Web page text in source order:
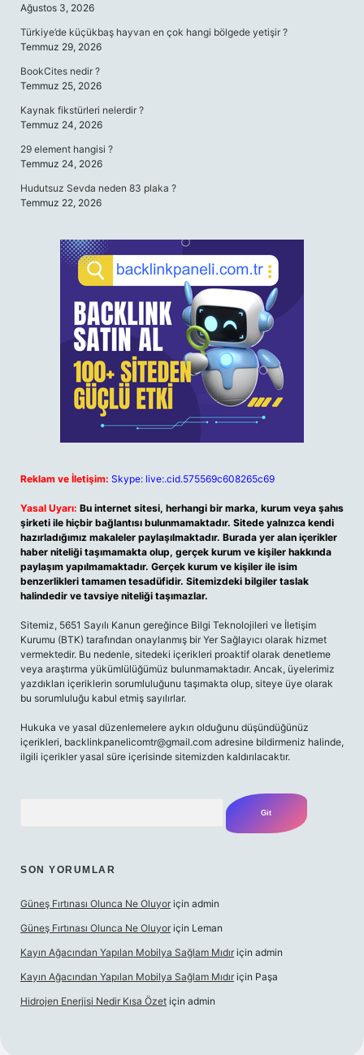
Ağustos 3, 2026
Türkiye’de küçükbaş hayvan en çok hangi bölgede yetişir ?
Temmuz 29, 2026
BookCites nedir ?
Temmuz 25, 2026
Kaynak fikstürleri nelerdir ?
Temmuz 24, 2026
29 element hangisi ?
Temmuz 24, 2026
Hudutsuz Sevda neden 83 plaka ?
Temmuz 22, 2026
Reklam ve İletişim: Skype: live:.cid.575569c608265c69
Yasal Uyarı: Bu internet sitesi, herhangi bir marka, kurum veya şahıs
şirketi ile hiçbir bağlantısı bulunmamaktadır. Sitede yalnızca kendi
hazırladığımız makaleler paylaşılmaktadır. Burada yer alan içerikler
haber niteliği taşımamakta olup, gerçek kurum ve kişiler hakkında
paylaşım yapılmamaktadır. Gerçek kurum ve kişiler ile isim
benzerlikleri tamamen tesadüfidir. Sitemizdeki bilgiler taslak
halindedir ve tavsiye niteliği taşımazlar.
Sitemiz, 5651 Sayılı Kanun gereğince Bilgi Teknolojileri ve İletişim
Kurumu (BTK) tarafından onaylanmış bir Yer Sağlayıcı olarak hizmet
vermektedir. Bu nedenle, sitedeki içerikleri proaktif olarak denetleme
veya araştırma yükümlülüğümüz bulunmamaktadır. Ancak, üyelerimiz
yazdıkları içeriklerin sorumluluğunu taşımakta olup, siteye üye olarak
bu sorumluluğu kabul etmiş sayılırlar.
Hukuka ve yasal düzenlemelere aykırı olduğunu düşündüğünüz
içerikleri, backlinkpanelicomtr@gmail.com adresine bildirmeniz halinde,
ilgili içerikler yasal süre içerisinde sitemizden kaldırılacaktır.
SON YORUMLAR
Güneş Fırtınası Olunca Ne Oluyor için admin
Güneş Fırtınası Olunca Ne Oluyor için Leman
Kayın Ağacından Yapılan Mobilya Sağlam Mıdır için admin
Kayın Ağacından Yapılan Mobilya Sağlam Mıdır için Paşa
Hidrojen Enerjisi Nedir Kısa Özet için admin